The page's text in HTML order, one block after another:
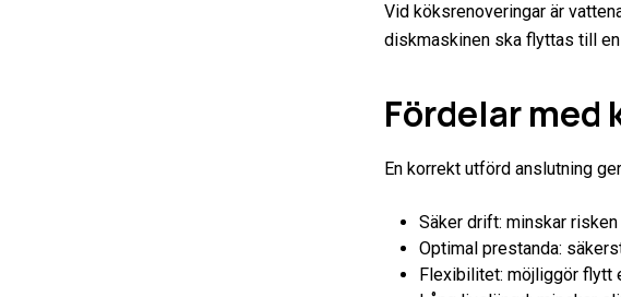
Vid köksrenoveringar är
diskmaskinen ska flyttas till
Fördelar
En korrekt utförd anslutning
Säker drift: minskar
Optimal prestanda:
Flexibilitet: möjliggör flytt